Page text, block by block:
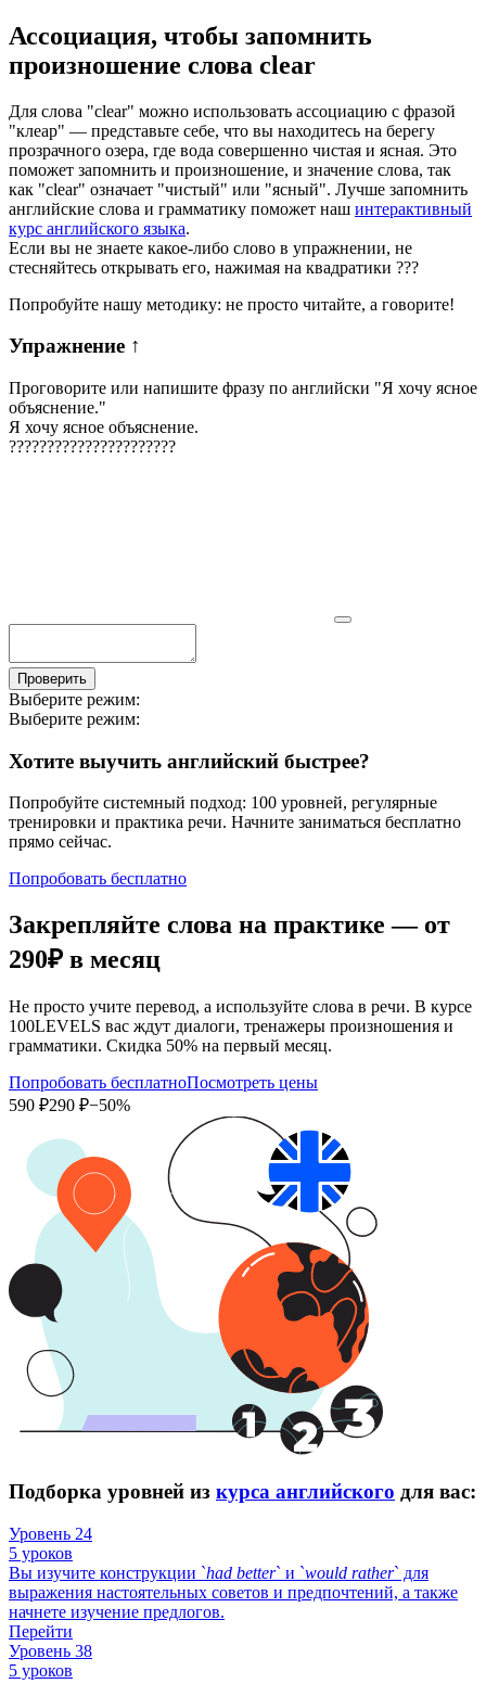
Ассоциация, чтобы запомнить
произношение слова clear
Для слова "clear" можно использовать ассоциацию с фразой
"клеар" — представьте себе, что вы находитесь на берегу
прозрачного озера, где вода совершенно чистая и ясная. Это
поможет запомнить и произношение, и значение слова, так
как "clear" означает "чистый" или "ясный". Лучше запомнить
английские слова и грамматику поможет наш интерактивный
курс английского языка.
Если вы не знаете какое-либо слово в упражнении, не
стесняйтесь открывать его, нажимая на квадратики ???
Попробуйте нашу методику: не просто читайте, а говорите!
Упражнение ↑
Проговорите или напишите фразу по английски "Я хочу ясное
объяснение."
Я хочу ясное объяснение.
??????????????????????
Проверить
Выберите режим:
Выберите режим:
Хотите выучить английский быстрее?
Попробуйте системный подход: 100 уровней, регулярные
тренировки и практика речи. Начните заниматься бесплатно
прямо сейчас.
Попробовать бесплатно
Закрепляйте слова на практике — от
290₽ в месяц
Не просто учите перевод, а используйте слова в речи. В курсе
100LEVELS вас ждут диалоги, тренажеры произношения и
грамматики. Скидка 50% на первый месяц.
Попробовать бесплатноПосмотреть цены
590 ₽290 ₽−50%
Подборка уровней из курса английского для вас:
Уровень 24
5 уроков
Вы изучите конструкции `had better` и `would rather` для
выражения настоятельных советов и предпочтений, а также
начнете изучение предлогов.
Перейти
Уровень 38
5 уроков